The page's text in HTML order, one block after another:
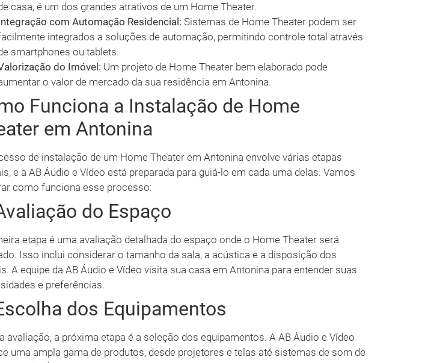
casa, é um dos grandes atrativos de um Home Theater.
com Automação Residencial: Sistemas de Home Theater podem ser
integrados a soluções de automação, permitindo controle total através
smartphones ou tablets.
do Imóvel: Um projeto de Home Theater bem elaborado pode
o valor de mercado da sua residência em Antonina.
Funciona a Instalação de Home
em Antonina
de instalação de um Home Theater em Antonina envolve várias etapas
e a AB Áudio e Vídeo está preparada para guiá-lo em cada uma delas. Vamos
como funciona esse processo:
do Espaço
etapa é uma avaliação detalhada do espaço onde o Home Theater será
Isso inclui considerar o tamanho da sala, a acústica e a disposição dos
A equipe da AB Áudio e Vídeo visita sua casa em Antonina para entender suas
e preferências.
dos Equipamentos
avaliação, a próxima etapa é a seleção dos equipamentos. A AB Áudio e Vídeo
uma ampla gama de produtos, desde projetores e telas até sistemas de som de